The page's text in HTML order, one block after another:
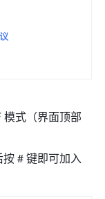
式（界面顶部
# 键即可加入